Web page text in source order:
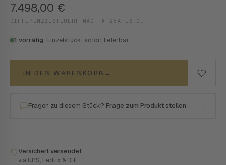
7.498,00 €
DIFFERENZBESTEUERT NACH § 25A USTG.
1 vorrätig· Einzelstück, sofort lieferbar
IN DEN WARENKORB →
Fragen zu diesem Stück? Frage zum Produkt stellen →
Versichert versendet
via UPS, FedEx & DHL